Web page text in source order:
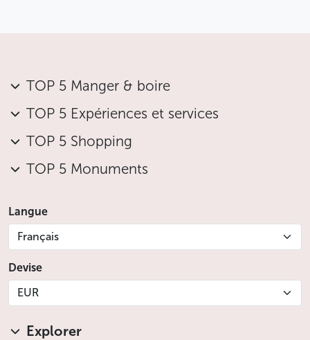
TOP 5 Manger & boire
TOP 5 Expériences et services
TOP 5 Shopping
TOP 5 Monuments
Langue
Français
Devise
EUR
Explorer